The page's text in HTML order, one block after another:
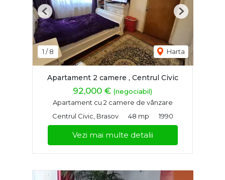
1 /8 Harta
Previous Next
Apartament 2 camere , Centrul Civic
92,000 € (negociabil)
Apartament cu 2 camere de vânzare
Centrul Civic, Brasov
48 mp 1990
Vezi mai multe detalii